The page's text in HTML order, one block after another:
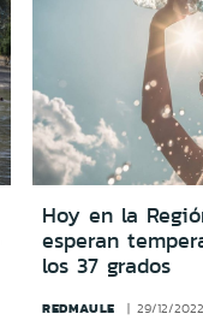
Hoy en la
esperan
los 37 grados
REDMAULE 29/12/